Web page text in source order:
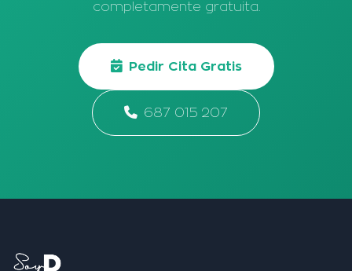
completamente gratuita.
Pedir Cita Gratis
687 015 207